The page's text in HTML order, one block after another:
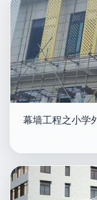
幕墙工程之小学